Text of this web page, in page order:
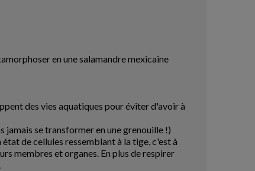
en une salamandre mexicaine
des vies aquatiques pour éviter d'avoir à
jamais se transformer en une grenouille !)
de cellules ressemblant à la tige, c'est à
membres et organes. En plus de respirer